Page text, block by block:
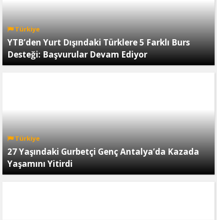
Türkiye
YTB’den Yurt Dışındaki Türklere 5 Farklı Burs
Desteği: Başvurular Devam Ediyor
Türkiye
27 Yaşındaki Gurbetçi Genç Antalya’da Kazada
Yaşamını Yitirdi